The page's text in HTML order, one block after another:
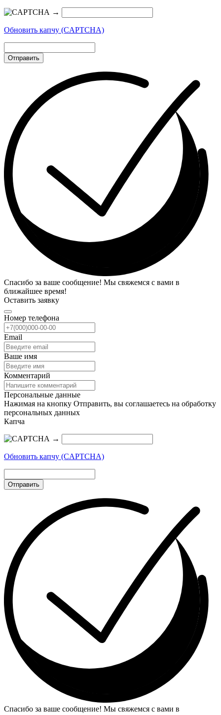
→
Обновить капчу (CAPTCHA)
Отправить
Спасибо за ваше сообщение! Мы свяжемся с вами в
ближайшее время!
Оставить заявку
Номер телефона
Email
Ваше имя
Комментарий
Персональные данные
Нажимая на кнопку Отправить, вы соглашаетесь на обработку
персональных данных
Капча
→
Обновить капчу (CAPTCHA)
Отправить
Спасибо за ваше сообщение! Мы свяжемся с вами в